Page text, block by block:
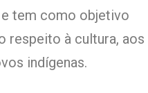
tem como objetivo
respeito à cultura, aos
indígenas.